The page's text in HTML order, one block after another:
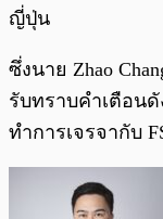
ญี่ปุ่น
ซึ่งนาย Zhao
รับทราบคำเตือน
ทำการเจรจากับ